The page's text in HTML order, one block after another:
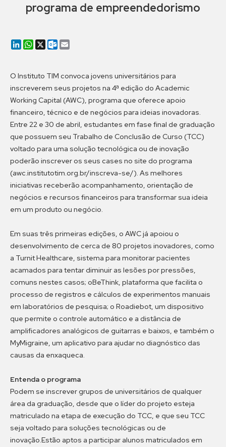
programa de empreendedorismo
LinkedIn
WhatsApp
X Outlook.com
O Instituto TIM convoca jovens universitários para
inscreverem seus projetos na 4ª edição do Academic
Working Capital (AWC), programa que oferece apoio
financeiro, técnico e de negócios para ideias inovadoras.
Entre 22 e 30 de abril, estudantes em fase final de graduação
que possuem seu Trabalho de Conclusão de Curso (TCC)
voltado para uma solução tecnológica ou de inovação
poderão inscrever os seus cases no site do programa
(awc.institutotim.org.br/inscreva-se/). As melhores
iniciativas receberão acompanhamento, orientação de
negócios e recursos financeiros para transformar sua ideia
em um produto ou negócio.
Em suas três primeiras edições, o AWC já apoiou o
desenvolvimento de cerca de 80 projetos inovadores, como
a Turnit Healthcare, sistema para monitorar pacientes
acamados para tentar diminuir as lesões por pressões,
comuns nestes casos; oBeThink, plataforma que facilita o
processo de registros e cálculos de experimentos manuais
em laboratórios de pesquisa; o Roadiebot, um dispositivo
que permite o controle automático e a distância de
amplificadores analógicos de guitarras e baixos, e também o
MyMigraine, um aplicativo para ajudar no diagnóstico das
causas da enxaqueca.
Entenda o programa
Podem se inscrever grupos de universitários de qualquer
área da graduação, desde que o líder do projeto esteja
matriculado na etapa de execução do TCC, e que seu TCC
seja voltado para soluções tecnológicas ou de
inovação.Estão aptos a participar alunos matriculados em